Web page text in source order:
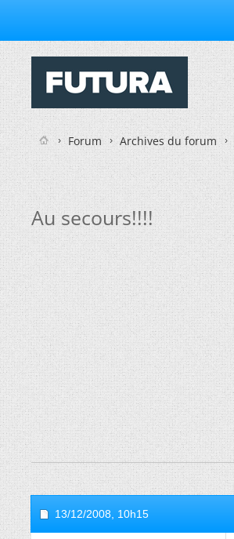
Forum Archives du forum
Au secours!!!!
13/12/2008, 10h15